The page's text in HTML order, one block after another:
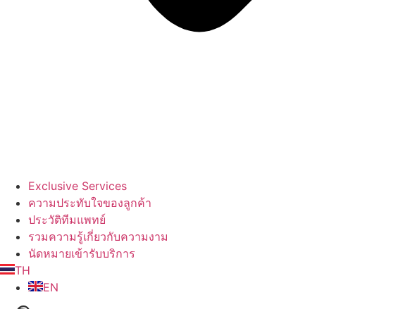
Exclusive Services
ความประทับใจของลูกค้า
ประวัติทีมแพทย์
รวมความรู้เกี่ยวกับความงาม
นัดหมายเข้ารับบริการ
TH
EN